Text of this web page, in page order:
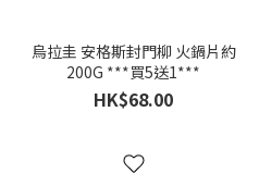
烏拉圭 安格斯封門柳 火鍋片約
200G ***買5送1***
HK$68.00